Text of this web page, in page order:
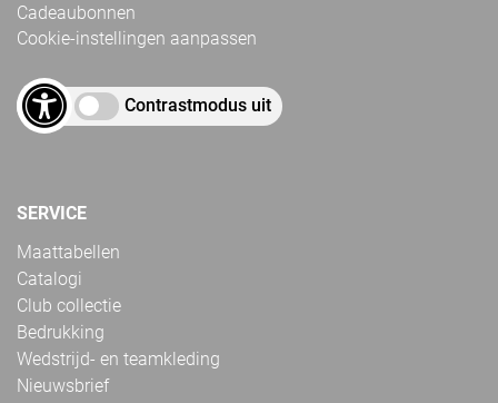
Cadeaubonnen
Cookie-instellingen aanpassen
Contrastmodus uit
SERVICE
Maattabellen
Catalogi
Club collectie
Bedrukking
Wedstrijd- en teamkleding
Nieuwsbrief